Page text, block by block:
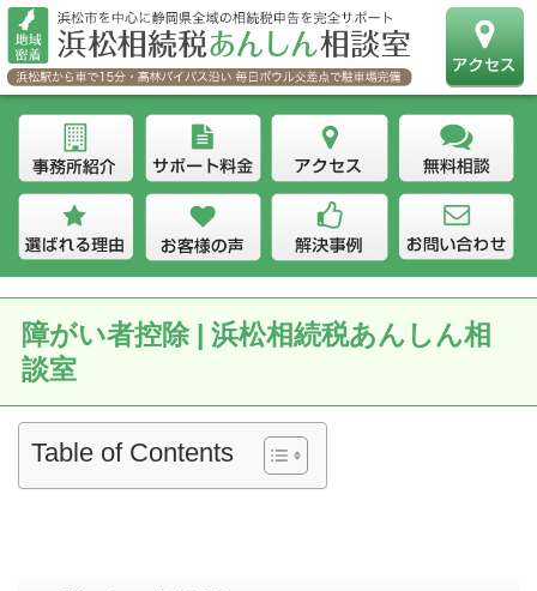
障がい者控除 | 浜松相続税あんしん相
談室
Table of Contents